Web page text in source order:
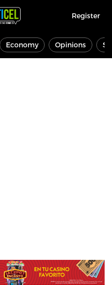
Register
Economy Opinions